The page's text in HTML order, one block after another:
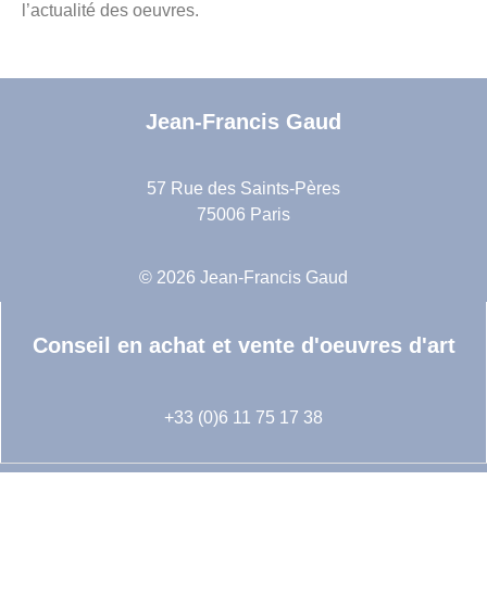
l’actualité des oeuvres.
Jean-Francis Gaud
57 Rue des Saints-Pères
75006 Paris
© 2026 Jean-Francis Gaud
Conseil en achat et vente d'oeuvres d'art
+33 (0)6 11 75 17 38